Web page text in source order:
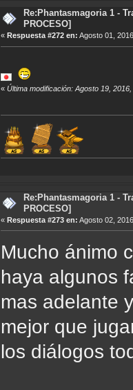
Re:Phantasmagoria 1 -
PROCESO]
« Respuesta #272 en: Agosto 01,
«Última modificación: Agosto 19,
Re:Phantasmagoria 1 -
PROCESO]
«Respuesta #273 en: Agosto 02,
Mucho ánimo
haya algunos
mas adelante
mejor que
los diálogos